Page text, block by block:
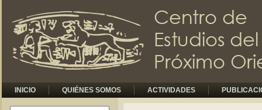
INICIO QUIÉNES SOMOS ACTIVIDADES